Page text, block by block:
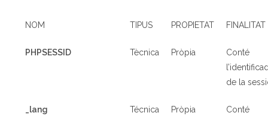
NOM TIPUS PROPIETAT FINALITAT
PHPSESSID Tècnica Pròpia
Conté
de la
_lang Técnica Pròpia
Conté